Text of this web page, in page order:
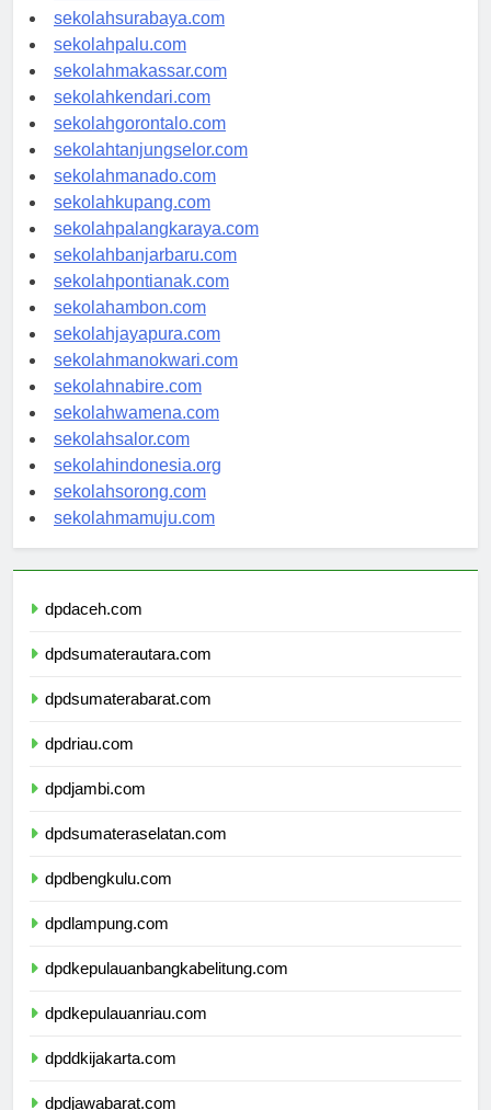
sekolahmataram.com
sekolahsurabaya.com
sekolahpalu.com
sekolahmakassar.com
sekolahkendari.com
sekolahgorontalo.com
sekolahtanjungselor.com
sekolahmanado.com
sekolahkupang.com
sekolahpalangkaraya.com
sekolahbanjarbaru.com
sekolahpontianak.com
sekolahambon.com
sekolahjayapura.com
sekolahmanokwari.com
sekolahnabire.com
sekolahwamena.com
sekolahsalor.com
sekolahindonesia.org
sekolahsorong.com